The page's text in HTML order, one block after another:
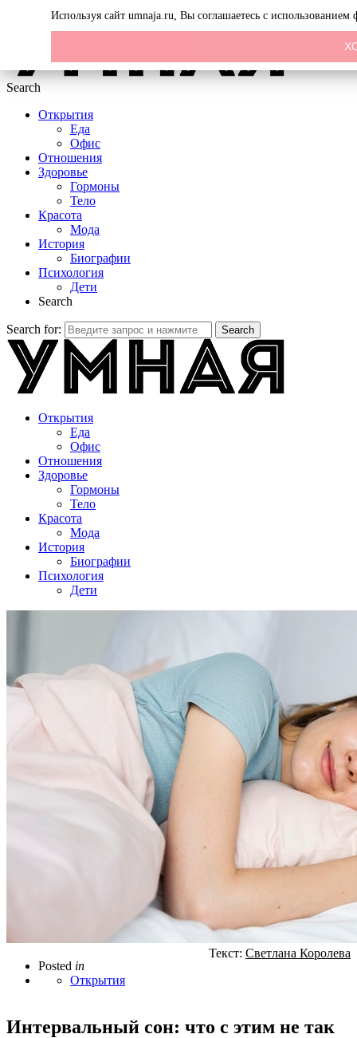
Search
Открытия
Еда
Офис
Отношения
Здоровье
Гормоны
Тело
Красота
Мода
История
Биографии
Психология
Дети
Search
Search for: Search
Открытия
Еда
Офис
Отношения
Здоровье
Гормоны
Тело
Красота
Мода
История
Биографии
Психология
Дети
Posted in
Открытия
Текст: Светлана Королева
Интервальный сон: что с этим не так
Используя сайт umnaja.ru, Вы соглашаетесь с использованием